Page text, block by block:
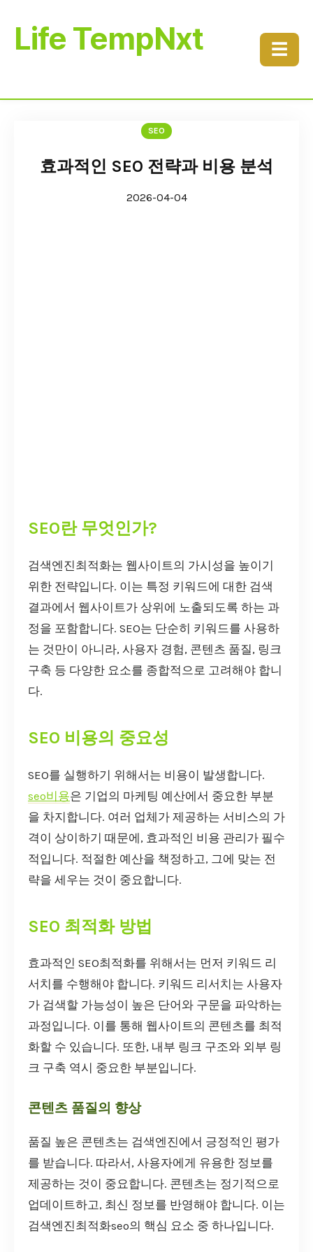
Life TempNxt ☰
SEO
효과적인 SEO 전략과 비용 분석
2026-04-04
SEO란 무엇인가?
검색엔진최적화는 웹사이트의 가시성을 높이기
위한 전략입니다. 이는 특정 키워드에 대한 검색
결과에서 웹사이트가 상위에 노출되도록 하는 과
정을 포함합니다. SEO는 단순히 키워드를 사용하
는 것만이 아니라, 사용자 경험, 콘텐츠 품질, 링크
구축 등 다양한 요소를 종합적으로 고려해야 합니
다.
SEO 비용의 중요성
SEO를 실행하기 위해서는 비용이 발생합니다.
seo비용은 기업의 마케팅 예산에서 중요한 부분
을 차지합니다. 여러 업체가 제공하는 서비스의 가
격이 상이하기 때문에, 효과적인 비용 관리가 필수
적입니다. 적절한 예산을 책정하고, 그에 맞는 전
략을 세우는 것이 중요합니다.
SEO 최적화 방법
효과적인 SEO최적화를 위해서는 먼저 키워드 리
서치를 수행해야 합니다. 키워드 리서치는 사용자
가 검색할 가능성이 높은 단어와 구문을 파악하는
과정입니다. 이를 통해 웹사이트의 콘텐츠를 최적
화할 수 있습니다. 또한, 내부 링크 구조와 외부 링
크 구축 역시 중요한 부분입니다.
콘텐츠 품질의 향상
품질 높은 콘텐츠는 검색엔진에서 긍정적인 평가
를 받습니다. 따라서, 사용자에게 유용한 정보를
제공하는 것이 중요합니다. 콘텐츠는 정기적으로
업데이트하고, 최신 정보를 반영해야 합니다. 이는
검색엔진최적화seo의 핵심 요소 중 하나입니다.